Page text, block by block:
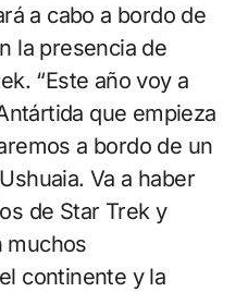
a cabo a bordo de
la presencia de
“Este año voy a
que empieza
a bordo de un
Va a haber
de Star Trek y
muchos
continente y la